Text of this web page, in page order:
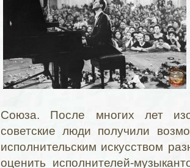
Союза. После многих лет
советские люди получили
исполнительским искусством
оценить исполнителей-